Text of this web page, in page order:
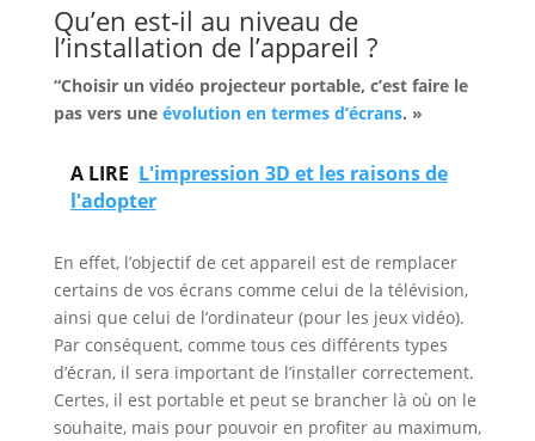
Qu’en est-il au niveau de
l’installation de l’appareil ?
“Choisir un vidéo projecteur portable, c’est faire le
pas vers une évolution en termes d’écrans. »
A LIRE L'impression 3D et les raisons de
l'adopter
En effet, l’objectif de cet appareil est de remplacer
certains de vos écrans comme celui de la télévision,
ainsi que celui de l’ordinateur (pour les jeux vidéo).
Par conséquent, comme tous ces différents types
d’écran, il sera important de l’installer correctement.
Certes, il est portable et peut se brancher là où on le
souhaite, mais pour pouvoir en profiter au maximum,